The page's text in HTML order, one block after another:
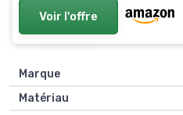
Voir l'offre
Marque
Matériau